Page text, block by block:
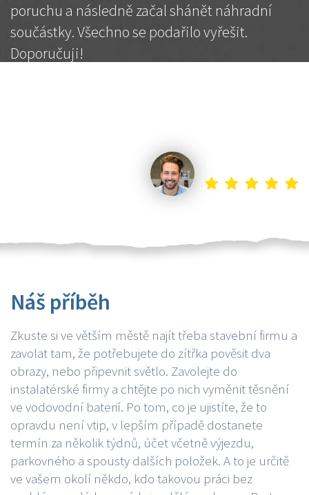
poruchu a následně začal shánět náhradní
součástky. Všechno se podařilo vyřešit.
Doporučuji!
Náš příběh
Zkuste si ve větším městě najít třeba stavební firmu a
zavolat tam, že potřebujete do zítřka pověsit dva
obrazy, nebo připevnit světlo. Zavolejte do
instalatérské firmy a chtějte po nich vyměnit těsnění
ve vodovodní baterií. Po tom, co je ujistíte, že to
opravdu není vtip, v lepším případě dostanete
termín za několik týdnů, účet včetně výjezdu,
parkovného a spousty dalších položek. A to je určitě
ve vašem okolí někdo, kdo takovou práci bez